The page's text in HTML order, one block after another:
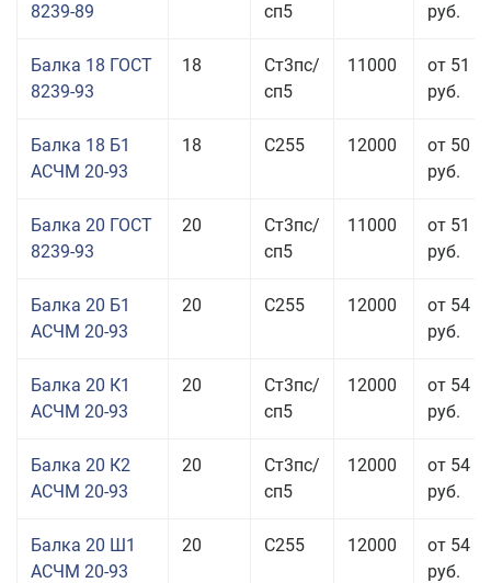
8239-89
сп5
руб.
Балка 18 ГОСТ
8239-93
18
Ст3пс/
сп5
11000
от 51
руб.
Балка 18 Б1
АСЧМ 20-93
18 С255 12000
от 50
руб.
Балка 20 ГОСТ
8239-93
20
Ст3пс/
сп5
11000
от 51
руб.
Балка 20 Б1
АСЧМ 20-93
20 С255 12000
от 54
руб.
Балка 20 К1
АСЧМ 20-93
20
Ст3пс/
сп5
12000
от 54
руб.
Балка 20 К2
АСЧМ 20-93
20
Ст3пс/
сп5
12000
от 54
руб.
Балка 20 Ш1
АСЧМ 20-93
20 С255 12000
от 54
руб.